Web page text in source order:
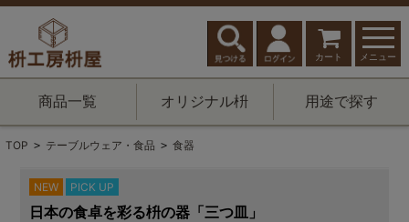
カート メニュー
商品一覧 オリジナル枡 用途で探す
TOP > テーブルウェア・食品 > 食器
NEW PICK UP
日本の食卓を彩る枡の器「三つ皿」